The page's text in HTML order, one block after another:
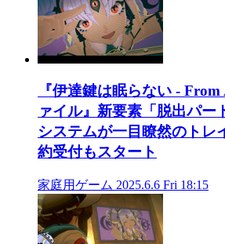
『伊達鍵は眠らない -
ァイル』新要素「脱出パー
システムが一目瞭然のトレ
約受付もスタート
家庭用ゲーム 2025.6.6 Fri 18:15